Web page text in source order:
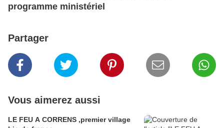
programme ministériel
Partager
Vous aimerez aussi
LE FEU A CORRENS ,premier village